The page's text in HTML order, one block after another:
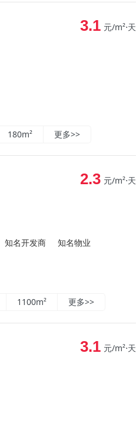
3.1 元/m²⋅天
180m² 更多>>
知名开发商
知名物业
2.3 元/m²⋅天
1100m² 更多>>
3.1 元/m²⋅天